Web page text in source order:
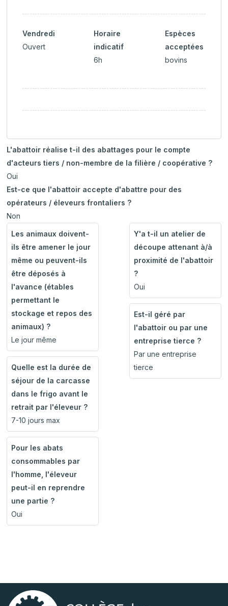
Vendredi
Ouvert
Horaire
indicatif
6h
Espèces
acceptées
bovins
L'abattoir réalise t-il des abattages pour le compte
d'acteurs tiers / non-membre de la filière / coopérative ?
Oui
Est-ce que l'abattoir accepte d'abattre pour des
opérateurs / éleveurs frontaliers ?
Non
Les animaux doivent-
ils être amener le jour
même ou peuvent-ils
être déposés à
l'avance (étables
permettant le
stockage et repos des
animaux) ?
Le jour même
Quelle est la durée de
séjour de la carcasse
dans le frigo avant le
retrait par l'éleveur ?
7-10 jours max
Pour les abats
consommables par
l'homme, l'éleveur
peut-il en reprendre
une partie ?
Oui
Y'a t-il un atelier de
découpe attenant à/à
proximité de l'abattoir
?
Oui
Est-il géré par
l'abattoir ou par une
entreprise tierce ?
Par une entreprise
tierce